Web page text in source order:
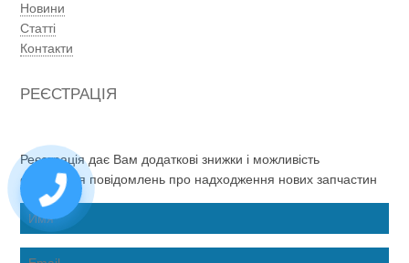
Новини
Статті
Контакти
РЕЄСТРАЦІЯ
Реєстрація дає Вам додаткові знижки і можливість
отримання повідомлень про надходження нових запчастин